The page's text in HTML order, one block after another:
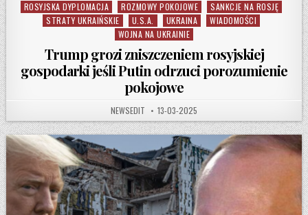
ROSYJSKA DYPLOMACJA
ROZMOWY POKOJOWE
SANKCJE NA ROSJĘ
STRATY UKRAIŃSKIE
U.S.A. UKRAINA
WIADOMOŚCI
WOJNA NA UKRAINIE
Trump grozi zniszczeniem rosyjskiej
gospodarki jeśli Putin odrzuci porozumienie
pokojowe
AUTHOR:
NEWSEDIT PUBLISHED DATE:
13-03-2025